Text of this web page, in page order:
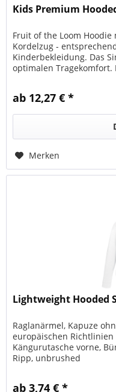
Kids Premium
Fruit of the Loom
Kordelzug -
Kinderbekleidung. Das
optimalen Tragekomfort.
ab 12,27 € *
Merken
Lightweight Hooded
Raglanärmel, Kapuze
europäischen
Kängurutasche vorne,
Ripp, unbrushed
ab 3,74 € *